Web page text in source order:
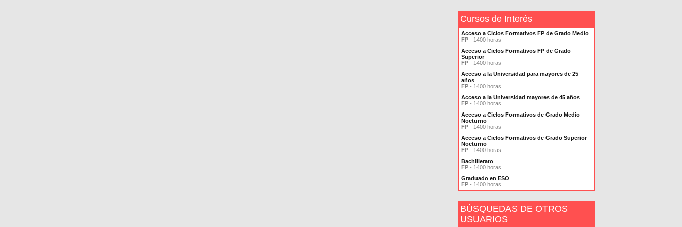
Cursos de Interés
Acceso a Ciclos Formativos FP de Grado Medio
FP - 1400 horas
Acceso a Ciclos Formativos FP de Grado
Superior
FP - 1400 horas
Acceso a la Universidad para mayores de 25
años
FP - 1400 horas
Acceso a la Universidad mayores de 45 años
FP - 1400 horas
Acceso a Ciclos Formativos de Grado Medio
Nocturno
FP - 1400 horas
Acceso a Ciclos Formativos de Grado Superior
Nocturno
FP - 1400 horas
Bachillerato
FP - 1400 horas
Graduado en ESO
FP - 1400 horas
BÚSQUEDAS DE OTROS
USUARIOS